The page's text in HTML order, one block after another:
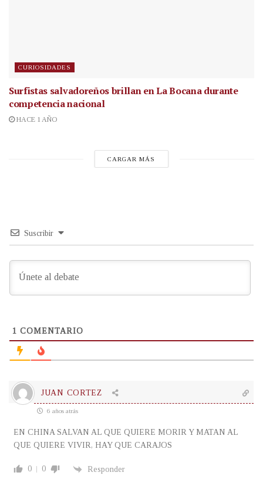
CURIOSIDADES
Surfistas salvadoreños brillan en La Bocana durante
competencia nacional
HACE 1 AÑO
CARGAR MÁS
Suscribir
1 COMENTARIO
JUAN CORTEZ
6 años atrás
EN CHINA SALVAN AL QUE QUIERE MORIR Y MATAN AL
QUE QUIERE VIVIR, HAY QUE CARAJOS
0 0 Responder